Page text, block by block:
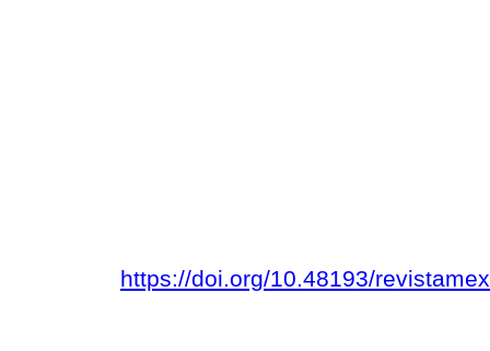
https://doi.org/10.48193/